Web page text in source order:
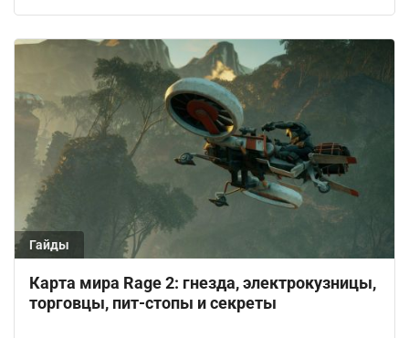
Гайды
Карта мира Rage 2: гнезда, электрокузницы,
торговцы, пит-стопы и секреты